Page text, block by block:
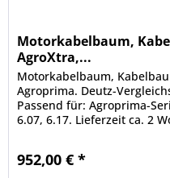
Motorkabelbaum,
AgroXtra,...
Motorkabelbaum,
Agroprima. Deutz-
Passend für: Agroprima-
6.07, 6.17. Lieferzeit ca. 2
952,00 € *